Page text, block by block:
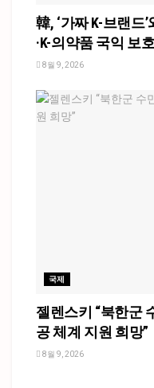
韓, ‘가짜 K-브랜드
·K-의약품 국익 보
8월 9, 2026
국제
젤렌스키 “북한군
공 체계 지원 희망”
8월 9, 2026